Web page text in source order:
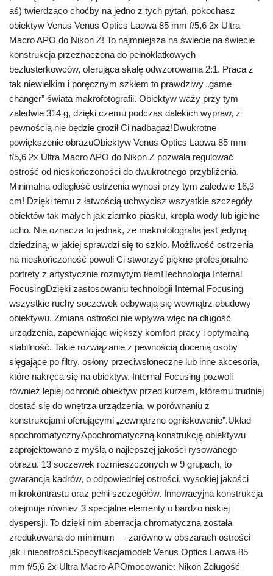
aś) twierdząco choćby na jedno z tych pytań, pokochasz
obiektyw Venus Venus Optics Laowa 85 mm f/5,6 2x Ultra
Macro APO do Nikon Z! To najmniejsza na świecie na świecie
konstrukcja przeznaczona do pełnoklatkowych
bezlusterkowców, oferująca skalę odwzorowania 2:1. Praca z
tak niewielkim i poręcznym szkłem to prawdziwy „game
changer” świata makrofotografii. Obiektyw waży przy tym
zaledwie 314 g, dzięki czemu podczas dalekich wypraw, z
pewnością nie będzie groził Ci nadbagaż!Dwukrotne
powiększenie obrazuObiektyw Venus Optics Laowa 85 mm
f/5,6 2x Ultra Macro APO do Nikon Z pozwala regulować
ostrość od nieskończoności do dwukrotnego przybliżenia.
Minimalna odległość ostrzenia wynosi przy tym zaledwie 16,3
cm! Dzięki temu z łatwością uchwycisz wszystkie szczegóły
obiektów tak małych jak ziarnko piasku, kropla wody lub igielne
ucho. Nie oznacza to jednak, że makrofotografia jest jedyną
dziedziną, w jakiej sprawdzi się to szkło. Możliwość ostrzenia
na nieskończoność powoli Ci stworzyć piękne profesjonalne
portrety z artystycznie rozmytym tłem!Technologia Internal
FocusingDzięki zastosowaniu technologii Internal Focusing
wszystkie ruchy soczewek odbywają się wewnątrz obudowy
obiektywu. Zmiana ostrości nie wpływa więc na długość
urządzenia, zapewniając większy komfort pracy i optymalną
stabilność. Takie rozwiązanie z pewnością docenią osoby
sięgające po filtry, osłony przeciwsłoneczne lub inne akcesoria,
które nakręca się na obiektyw. Internal Focusing pozwoli
również lepiej ochronić obiektyw przed kurzem, któremu trudniej
dostać się do wnętrza urządzenia, w porównaniu z
konstrukcjami oferującymi „zewnętrzne ogniskowanie”.Układ
apochromatycznyApochromatyczną konstrukcję obiektywu
zaprojektowano z myślą o najlepszej jakości rysowanego
obrazu. 13 soczewek rozmieszczonych w 9 grupach, to
gwarancja kadrów, o odpowiedniej ostrości, wysokiej jakości
mikrokontrastu oraz pełni szczegółów. Innowacyjna konstrukcja
obejmuje również 3 specjalne elementy o bardzo niskiej
dyspersji. To dzięki nim aberracja chromatyczna została
zredukowana do minimum — zarówno w obszarach ostrości
jak i nieostrości.Specyfikacjamodel: Venus Optics Laowa 85
mm f/5,6 2x Ultra Macro APOmocowanie: Nikon Zdługość